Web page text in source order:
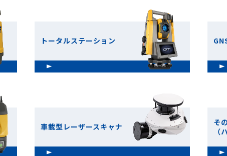
トータルステーション
車載型レーザースキャナ
そ
（